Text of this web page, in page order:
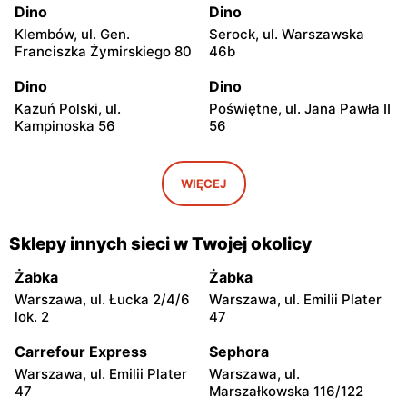
Dino
Klembów, ul. Gen.
Franciszka Żymirskiego 80
Dino
Serock, ul. Warszawska
46b
Dino
Kazuń Polski, ul.
Kampinoska 56
Dino
Poświętne, ul. Jana Pawła II
56
Dino
Bieniewice, ul. Błońska 52
Dino
Błonie, ul. Nowa Wieś 12c
Dino
Pomiechówek, ul.
Warszawska 49
Dino Dino
11a
Dino Dino
WIĘCEJ
Sklepy innych sieci w Twojej okolicy
Żabka
Warszawa, ul. Łucka 2/4/6
lok. 2
Żabka
Warszawa, ul. Emilii Plater
47
Carrefour Express
Warszawa, ul. Emilii Plater
47
Sephora
Warszawa, ul.
Marszałkowska 116/122